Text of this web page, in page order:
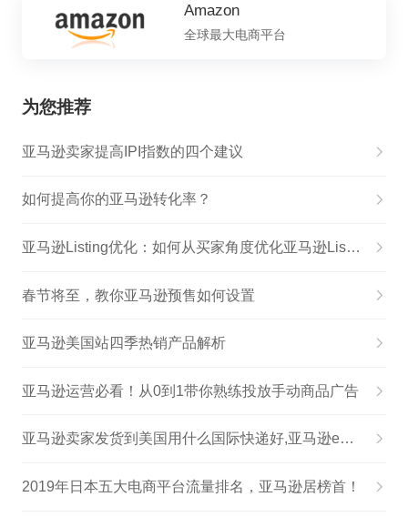
Amazon
全球最大电商平台
为您推荐
亚马逊卖家提高IPI指数的四个建议
如何提高你的亚马逊转化率？
亚马逊Listing优化：如何从买家角度优化亚马逊Listing?
春节将至，教你亚马逊预售如何设置
亚马逊美国站四季热销产品解析
亚马逊运营必看！从0到1带你熟练投放手动商品广告
亚马逊卖家发货到美国用什么国际快递好,亚马逊e邮宝如何发货
2019年日本五大电商平台流量排名，亚马逊居榜首！